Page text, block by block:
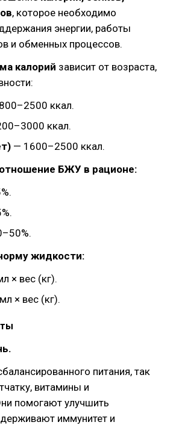
, которое необходимо
энергии, работы
и обменных процессов.
калорий зависит от возраста,
ккал.
ккал.
— 1600–2500 ккал.
БЖУ в рационе:
жидкости:
× вес (кг).
× вес (кг).
питания, так
витамины и
помогают улучшить
иммунитет и